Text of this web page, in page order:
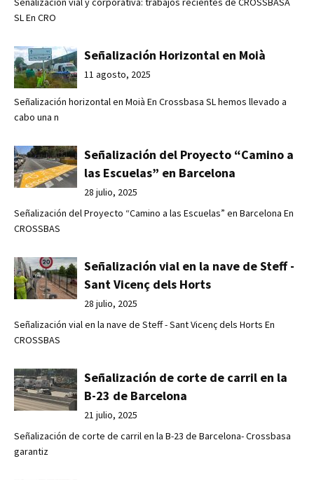
SL En CRO
Señalización Horizontal en Moià
11 agosto, 2025
Señalización horizontal en Moià En Crossbasa SL hemos llevado a
cabo una n
Señalización del Proyecto “Camino a
las Escuelas” en Barcelona
28 julio, 2025
Señalización del Proyecto “Camino a las Escuelas” en Barcelona En
CROSSBAS
Señalización vial en la nave de Steff -
Sant Vicenç dels Horts
28 julio, 2025
Señalización vial en la nave de Steff - Sant Vicenç dels Horts En
CROSSBAS
Señalización de corte de carril en la
B-23 de Barcelona
21 julio, 2025
Señalización de corte de carril en la B-23 de Barcelona- Crossbasa
garantiz